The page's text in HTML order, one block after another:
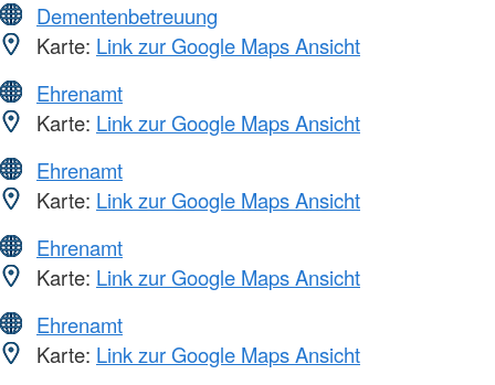
Dementenbetreuung
Karte: Link zur Google Maps Ansicht
Ehrenamt
Karte: Link zur Google Maps Ansicht
Ehrenamt
Karte: Link zur Google Maps Ansicht
Ehrenamt
Karte: Link zur Google Maps Ansicht
Ehrenamt
Karte: Link zur Google Maps Ansicht